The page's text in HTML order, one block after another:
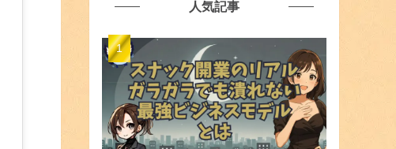
人気記事